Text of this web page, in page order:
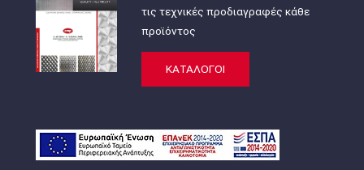
τις τεχνικές προδιαγραφές κάθε
προϊόντος
ΚΑΤΑΛΟΓΟΙ